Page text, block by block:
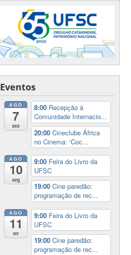
Eventos
AGO
7
sex
8:00 Recepção à
Comunidade Internacio...
20:00Cineclube África
no Cinema: ‘Coc...
AGO
10
seg
9:00 Feira do Livro da
UFSC
19:00Cine paredão:
programação de rec...
AGO
11
ter
9:00 Feira do Livro da
UFSC
19:00Cine paredão:
programação de rec...